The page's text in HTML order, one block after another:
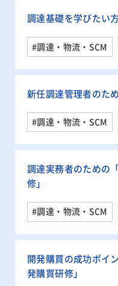
調達基礎を学びたい
#調達・物流・SCM
新任調達管理者のた
#調達・物流・SCM
調達実務者のための
修」
#調達・物流・SCM
開発購買の成功ポイ
発購買研修」